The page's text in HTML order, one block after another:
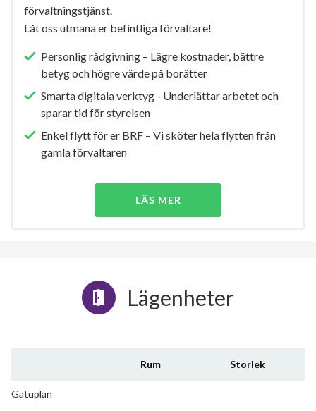
förvaltningstjänst.
Låt oss utmana er befintliga förvaltare!
Personlig rådgivning – Lägre kostnader, bättre
betyg och högre värde på borätter
Smarta digitala verktyg - Underlättar arbetet och
sparar tid för styrelsen
Enkel flytt för er BRF – Vi sköter hela flytten från
gamla förvaltaren
LÄS MER
Lägenheter
Rum Storlek
Gatuplan